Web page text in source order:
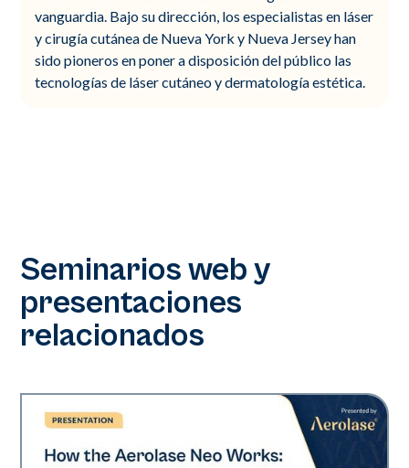
vanguardia. Bajo su dirección, los especialistas en láser
y cirugía cutánea de Nueva York y Nueva Jersey han
sido pioneros en poner a disposición del público las
tecnologías de láser cutáneo y dermatología estética.
Seminarios web y
presentaciones
relacionados